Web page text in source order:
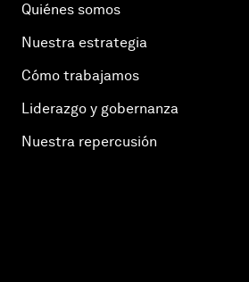
Quiénes somos
Nuestra estrategia
Cómo trabajamos
Liderazgo y gobernanza
Nuestra repercusión